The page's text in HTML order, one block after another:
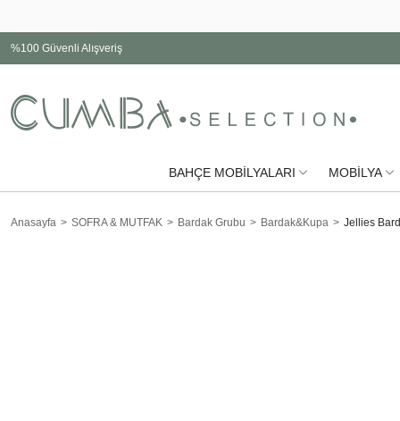
%100 Güvenli Alışveriş
BAHÇE MOBİLYALARI MOBİLYA
Anasayfa SOFRA & MUTFAK Bardak Grubu Bardak&Kupa Jellies